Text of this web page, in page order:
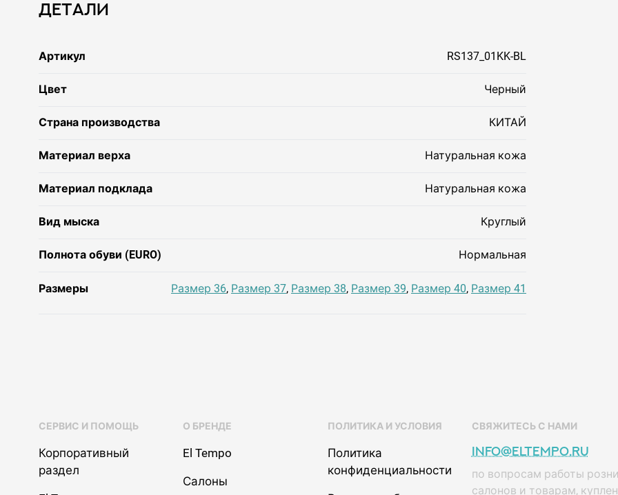
Детали
Артикул RS137_01KK-BL
Цвет Черный
Страна производства КИТАЙ
Материал верха Натуральная кожа
Материал подклада Натуральная кожа
Вид мыска Круглый
Полнота обуви (EURO) Нормальная
Размеры Размер 36, Размер 37, Размер 38, Размер 39, Размер 40, Размер 41
СЕРВИС И ПОМОЩЬ
Корпоративный
раздел
О БРЕНДЕ
El Tempo
Салоны
ПОЛИТИКА И УСЛОВИЯ
Политика
конфиденциальности
СВЯЖИТЕСЬ С НАМИ
info@eltempo.ru
по вопросам работы
салонов и товарам,